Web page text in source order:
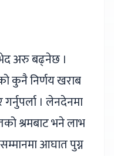
अरु बढ्नेछ ।
कुनै निर्णय खराब
। लेनदेनमा
श्रमबाट भने लाभ
आघात पुग्न